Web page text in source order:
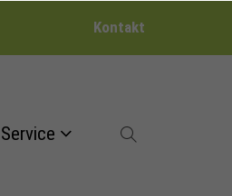
Kontakt
Service